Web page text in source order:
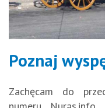
Poznaj
Zachęcam do